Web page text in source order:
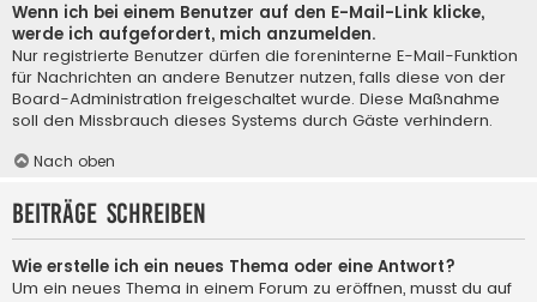
Wenn ich bei einem Benutzer auf den E-Mail-Link klicke,
werde ich aufgefordert, mich anzumelden.
Nur registrierte Benutzer dürfen die foreninterne E-Mail-Funktion
für Nachrichten an andere Benutzer nutzen, falls diese von der
Board-Administration freigeschaltet wurde. Diese Maßnahme
soll den Missbrauch dieses Systems durch Gäste verhindern.
Nach oben
Beiträge schreiben
Wie erstelle ich ein neues Thema oder eine Antwort?
Um ein neues Thema in einem Forum zu eröffnen, musst du auf